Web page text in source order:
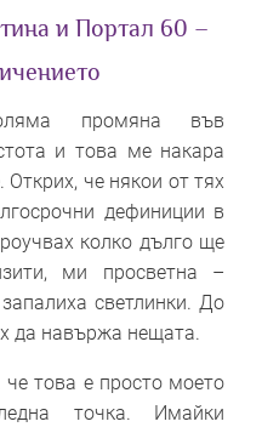
и Портал 60 –
промяна във
и това ме накара
Открих, че някои от тях
дефиниции в
колко дълго ще
ми просветна –
светлинки. До
да навържа нещата.
това е просто моето
точка. Имайки